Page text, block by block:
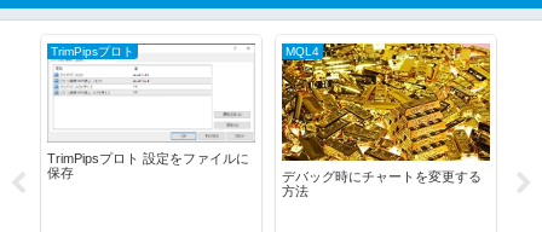
ウ
TrimPipsプロト
TrimPipsプロト 設定をファイルに
保存
MQL4
デバッグ時にチャートを変更する
方法